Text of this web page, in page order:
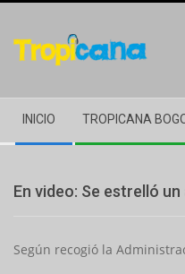
content
Navigation
Menu
INICIO TROPICANA
En video: Se estrelló
Según recogió la